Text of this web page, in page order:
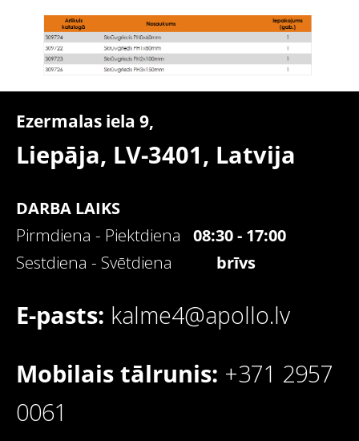
Ezermalas iela 9,
Liepāja, LV-3401, Latvija
DARBA LAIKS
Pirmdiena - Piektdiena 08:30 - 17:00
Sestdiena - Svētdiena brīvs
E-pasts: kalme4@apollo.lv
Mobilais tālrunis: +371 2957
0061